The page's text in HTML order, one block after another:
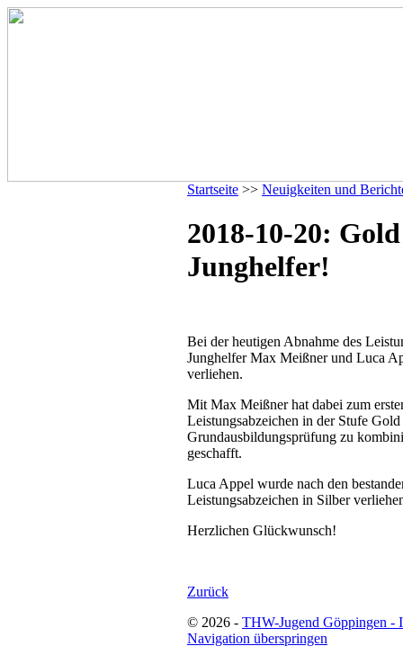
Startseite >> Neuigkeiten und
2018-10-20:
Junghelfer!
Bei der heutigen Abnahme des
Junghelfer Max Meißner und Luca
verliehen.
Mit Max Meißner hat dabei zum
Leistungsabzeichen in der Stufe
Grundausbildungsprüfung zu
geschafft.
Luca Appel wurde nach den
Leistungsabzeichen in Silber
Herzlichen Glückwunsch!
Zurück
© 2026 - THW-Jugend Göppingen -
Navigation überspringen